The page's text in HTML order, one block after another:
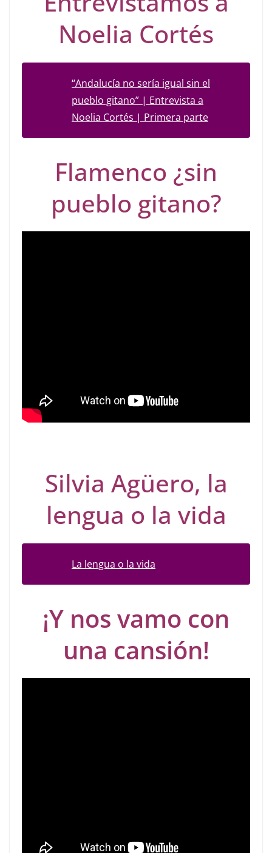
Noelia Cortés
“Andalucía no sería igual sin el
pueblo gitano” | Entrevista a
Noelia Cortés | Primera parte
Flamenco ¿sin
pueblo gitano?
Silvia Agüero, la
lengua o la vida
La lengua o la vida
¡Y nos vamo con
una cansión!